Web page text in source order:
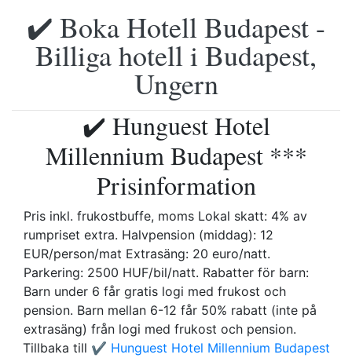
✔️ Boka Hotell Budapest -
Billiga hotell i Budapest,
Ungern
✔️ Hunguest Hotel
Millennium Budapest ***
Prisinformation
Pris inkl. frukostbuffe, moms Lokal skatt: 4% av
rumpriset extra. Halvpension (middag): 12
EUR/person/mat Extrasäng: 20 euro/natt.
Parkering: 2500 HUF/bil/natt. Rabatter för barn:
Barn under 6 får gratis logi med frukost och
pension. Barn mellan 6-12 får 50% rabatt (inte på
extrasäng) från logi med frukost och pension.
Tillbaka till ✔️ Hunguest Hotel Millennium Budapest